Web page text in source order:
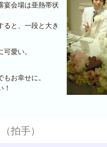
宴会場は亜熱帯状
ると、一段と大き
愛い。
お幸せに。
拍手）